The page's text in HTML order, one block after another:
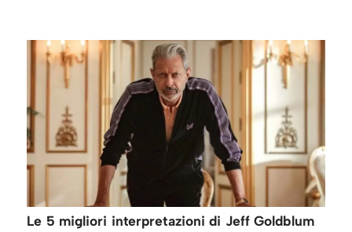
Le 5 migliori interpretazioni di Jeff Goldblum